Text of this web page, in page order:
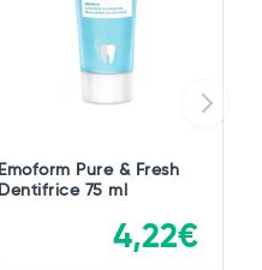
Emoform Pure & Fresh
Dentifrice 75 ml
4,22€